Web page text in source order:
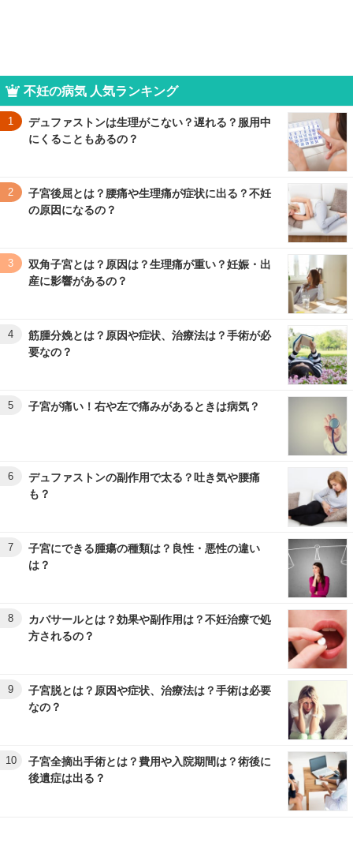
不妊の病気 人気ランキング
1
デュファストンは生理がこない？遅れる？服用中
にくることもあるの？
2
子宮後屈とは？腰痛や生理痛が症状に出る？不妊
の原因になるの？
3
双角子宮とは？原因は？生理痛が重い？妊娠・出
産に影響があるの？
4
筋腫分娩とは？原因や症状、治療法は？手術が必
要なの？
5 子宮が痛い！右や左で痛みがあるときは病気？
6
デュファストンの副作用で太る？吐き気や腰痛
も？
7
子宮にできる腫瘍の種類は？良性・悪性の違い
は？
8
カバサールとは？効果や副作用は？不妊治療で処
方されるの？
9
子宮脱とは？原因や症状、治療法は？手術は必要
なの？
10
子宮全摘出手術とは？費用や入院期間は？術後に
後遺症は出る？